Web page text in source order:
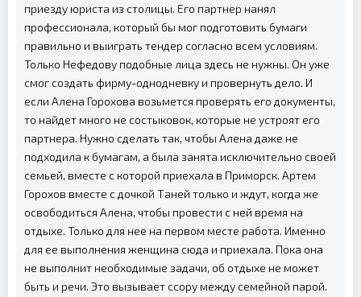
приезду юриста из столицы. Его партнер нанял
профессионала, который бы мог подготовить бумаги
правильно и выиграть тендер согласно всем условиям.
Только Нефедову подобные лица здесь не нужны. Он уже
смог создать фирму-однодневку и провернуть дело. И
если Алена Горохова возьмется проверять его документы,
то найдет много не состыковок, которые не устроят его
партнера. Нужно сделать так, чтобы Алена даже не
подходила к бумагам, а была занята исключительно своей
семьей, вместе с которой приехала в Приморск. Артем
Горохов вместе с дочкой Таней только и ждут, когда же
освободиться Алена, чтобы провести с ней время на
отдыхе. Только для нее на первом месте работа. Именно
для ее выполнения женщина сюда и приехала. Пока она
не выполнит необходимые задачи, об отдыхе не может
быть и речи. Это вызывает ссору между семейной парой.